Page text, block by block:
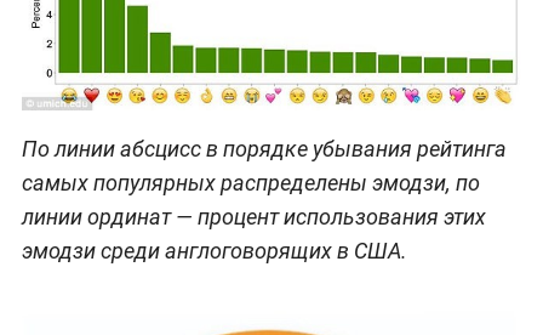
По линии абсцисс в порядке убывания рейтинга
самых популярных распределены эмодзи, по
линии ординат — процент использования этих
эмодзи среди англоговорящих в США.